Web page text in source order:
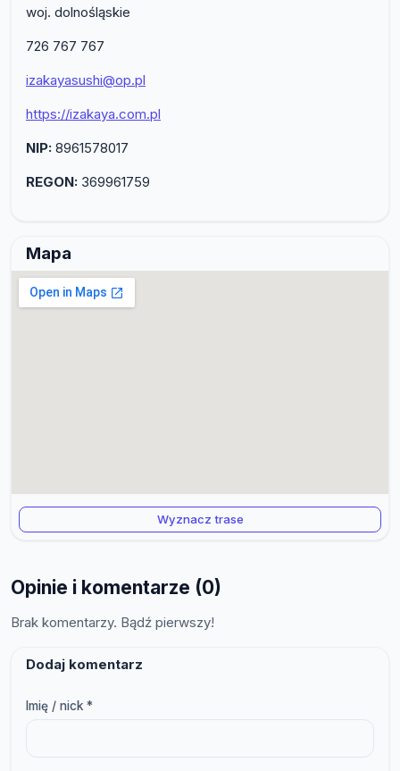
woj. dolnośląskie
726 767 767
izakayasushi@op.pl
https://izakaya.com.pl
NIP: 8961578017
REGON: 369961759
Mapa
Wyznacz trase
Opinie i komentarze (0)
Brak komentarzy. Bądź pierwszy!
Dodaj komentarz
Imię / nick *